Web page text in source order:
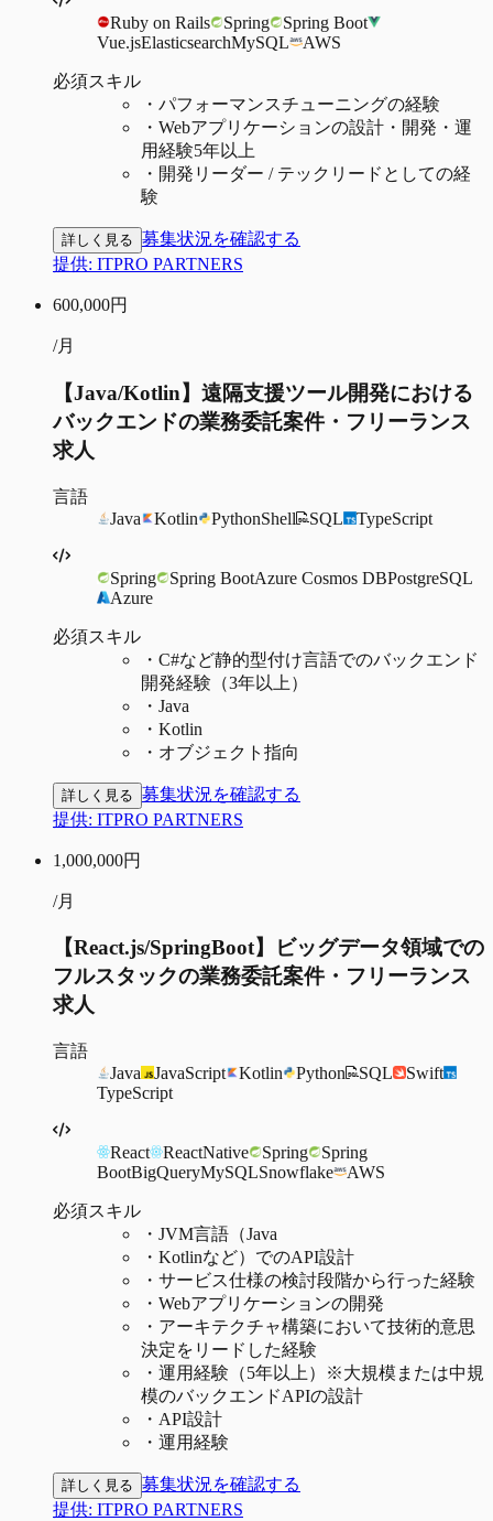
Ruby on Rails Spring
Spring Boot
Vue.jsElasticsearchMySQL AWS
必須スキル
・ パフォーマンスチューニングの経験
・ Webアプリケーションの設計・開発・運
用経験5年以上
・ 開発リーダー / テックリードとしての経
験
詳しく見る 募集状況を確認する
提供: ITPRO PARTNERS
600,000円
/月
【Java/Kotlin】遠隔支援ツール開発における
バックエンドの業務委託案件・フリーランス
求人
言語
Java
Kotlin PythonShell SQL TypeScript
Spring Spring BootAzure Cosmos DBPostgreSQL
Azure
必須スキル
・ C#など静的型付け言語でのバックエンド
開発経験（3年以上）
・ Java
・ Kotlin
・ オブジェクト指向
詳しく見る 募集状況を確認する
提供: ITPRO PARTNERS
1,000,000円
/月
【React.js/SpringBoot】ビッグデータ領域での
フルスタックの業務委託案件・フリーランス
求人
言語
Java
JavaScript Kotlin Python SQL
Swift
TypeScript
React ReactNative Spring
Spring
BootBigQueryMySQLSnowflake AWS
必須スキル
・ JVM言語（Java
・ Kotlinなど）でのAPI設計
・ サービス仕様の検討段階から行った経験
・ Webアプリケーションの開発
・ アーキテクチャ構築において技術的意思
決定をリードした経験
・ 運用経験（5年以上）※大規模または中規
模のバックエンドAPIの設計
・ API設計
・ 運用経験
詳しく見る 募集状況を確認する
提供: ITPRO PARTNERS